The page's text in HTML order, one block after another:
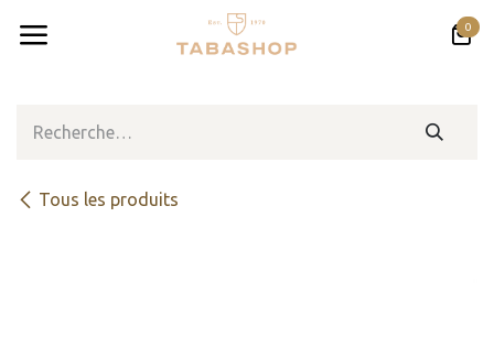
0
Tous les produits